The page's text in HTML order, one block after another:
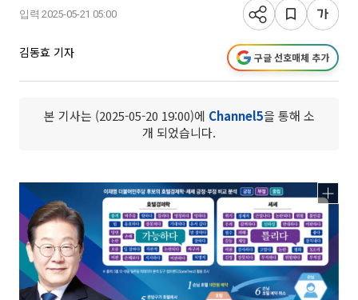
입력 2025-05-21 05:00
김동효 기자 구글 선호매체 추가
본 기사는 (2025-05-20 19:00)에 Channel5을 통해 소
개 되었습니다.